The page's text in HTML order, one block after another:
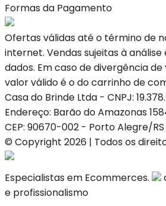
Formas da Pagamento
Ofertas válidas até o término de
internet. Vendas sujeitas à
dados. Em caso de divergência
valor válido é o do carrinho de
Casa do Brinde Ltda - CNPJ:
Endereço: Barão do Amazonas
CEP: 90670-002 - Porto Alegre/RS
© Copyright 2026 | Todos os
Especialistas em Ecommerces.
e profissionalismo